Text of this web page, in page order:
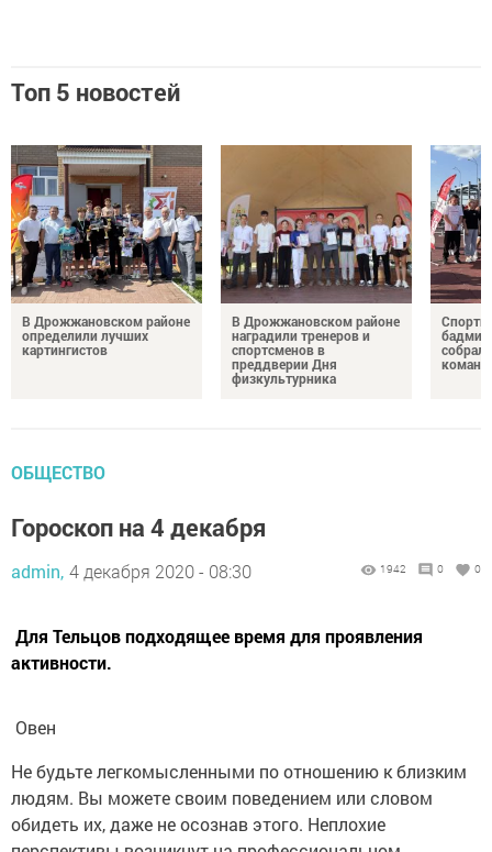
Топ 5 новостей
В Дрожжановском районе
определили лучших
картингистов
В Дрожжановском районе
наградили тренеров и
спортсменов в
преддверии Дня
физкультурника
ОБЩЕСТВО
Гороскоп на 4 декабря
admin, 4 декабря 2020 - 08:30 1942 0 0
Для Тельцов подходящее время для проявления
активности.
Овен
Не будьте легкомысленными по отношению к близким
людям. Вы можете своим поведением или словом
обидеть их, даже не осознав этого. Неплохие